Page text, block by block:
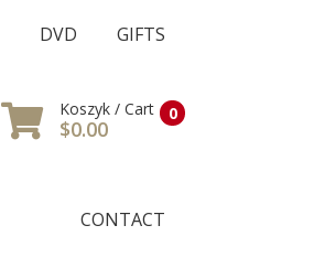
DVD GIFTS
0
Koszyk / Cart
$0.00
CONTACT